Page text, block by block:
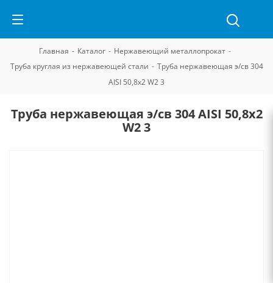
Главная - Каталог - Нержавеющий металлопрокат -
Труба круглая из нержавеющей стали - Труба нержавеющая э/св 304
AISI 50,8х2 W2 3
Труба нержавеющая э/св 304 AISI 50,8х2
W2 3